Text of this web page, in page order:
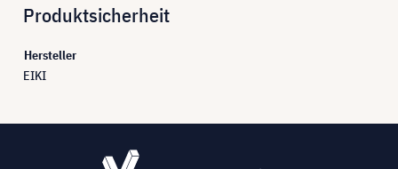
Produktsicherheit
Hersteller
EIKI